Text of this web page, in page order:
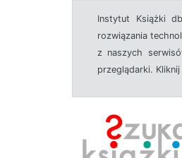
Instytut Książki
rozwiązania
z naszych
przeglądarki.